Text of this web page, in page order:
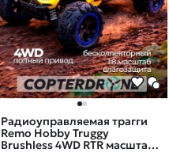
Радиоуправляемая трагги
Remo Hobby Truggy
Brushless 4WD RTR масштаб